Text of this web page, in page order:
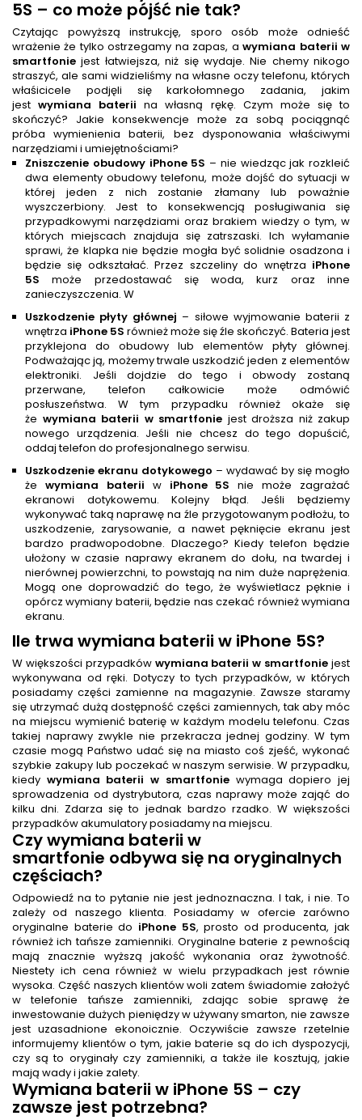
5S – co może pójść nie tak?
Czytając powyższą instrukcję, sporo osób może odnieść
wrażenie że tylko ostrzegamy na zapas, awymiana baterii w
smartfonie jest łatwiejsza, niż się wydaje. Nie chemy nikogo
straszyć, ale sami widzieliśmy na własne oczy telefonu, których
właśicicele podjęli się karkołomnego zadania, jakim
jestwymiana baterii na własną rękę. Czym może się to
skończyć? Jakie konsekwencje może za sobą pociągnąć
próba wymienienia baterii, bez dysponowania właściwymi
narzędziami i umiejętnościami?
Zniszczenie obudowy iPhone 5S – nie wiedząc jak rozkleić
dwa elementy obudowy telefonu, może dojść do sytuacji w
której jeden z nich zostanie złamany lub poważnie
wyszczerbiony. Jest to konsekwencją posługiwania się
przypadkowymi narzędziami oraz brakiem wiedzy o tym, w
których miejscach znajduja się zatrszaski. Ich wyłamanie
sprawi, że klapka nie będzie mogła być solidnie osadzona i
będzie się odkształać. Przez szczeliny do wnętrza iPhone
5S może przedostawać się woda, kurz oraz inne
zanieczyszczenia. W
Uszkodzenie płyty głównej – siłowe wyjmowanie baterii z
wnętrza iPhone 5S również może się źle skończyć. Bateria jest
przyklejona do obudowy lub elementów płyty głównej.
Podważając ją, możemy trwale uszkodzić jeden z elementów
elektroniki. Jeśli dojdzie do tego i obwody zostaną
przerwane, telefon całkowicie może odmówić
posłuszeństwa. W tym przypadku również okaże się
że wymiana baterii w smartfonie jest droższa niż zakup
nowego urządzenia. Jeśli nie chcesz do tego dopuścić,
oddaj telefon do profesjonalnego serwisu.
Uszkodzenie ekranu dotykowego – wydawać by się mogło
że wymiana baterii w iPhone 5S nie może zagrażać
ekranowi dotykowemu. Kolejny błąd. Jeśli będziemy
wykonywać taką naprawę na źle przygotowanym podłożu, to
uszkodzenie, zarysowanie, a nawet pęknięcie ekranu jest
bardzo pradwopodobne. Dlaczego? Kiedy telefon będzie
ułożony w czasie naprawy ekranem do dołu, na twardej i
nierównej powierzchni, to powstają na nim duże naprężenia.
Mogą one doprowadzić do tego, że wyświetlacz pęknie i
opórcz wymiany baterii, będzie nas czekać również wymiana
ekranu.
Ile trwa wymiana baterii w iPhone 5S?
W większości przypadków wymiana baterii w smartfonie jest
wykonywana od ręki. Dotyczy to tych przypadków, w których
posiadamy części zamienne na magazynie. Zawsze staramy
się utrzymać dużą dostępność części zamiennych, tak aby móc
na miejscu wymienić baterię w każdym modelu telefonu. Czas
takiej naprawy zwykle nie przekracza jednej godziny. W tym
czasie mogą Państwo udać się na miasto coś zjeść, wykonać
szybkie zakupy lub poczekać w naszym serwisie. W przypadku,
kiedy wymiana baterii w smartfoniewymaga dopiero jej
sprowadzenia od dystrybutora, czas naprawy może zająć do
kilku dni. Zdarza się to jednak bardzo rzadko. W większości
przypadków akumulatory posiadamy na miejscu.
Czywymiana baterii w
smartfonie odbywa się na oryginalnych
częściach?
Odpowiedź na to pytanie nie jest jednoznaczna. I tak, i nie. To
zależy od naszego klienta. Posiadamy w ofercie zarówno
oryginalne baterie do iPhone 5S, prosto od producenta, jak
również ich tańsze zamienniki. Oryginalne baterie z pewnością
mają znacznie wyższą jakość wykonania oraz żywotność.
Niestety ich cena również w wielu przypadkach jest równie
wysoka. Część naszych klientów woli zatem świadomie założyć
w telefonie tańsze zamienniki, zdając sobie sprawę że
inwestowanie dużych pieniędzy w używany smarton, nie zawsze
jest uzasadnione ekonoicznie. Oczywiście zawsze rzetelnie
informujemy klientów o tym, jakie baterie są do ich dyspozycji,
czy są to oryginały czy zamienniki, a także ile kosztują, jakie
mają wady i jakie zalety.
Wymiana baterii w iPhone 5S – czy
zawsze jest potrzebna?